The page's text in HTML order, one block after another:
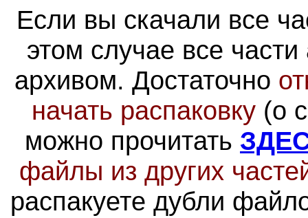
Если вы скачали все
этом случае все
архивом. Достаточно
начать распаковку (о
можно прочитать
файлы из других
распакуете дубли